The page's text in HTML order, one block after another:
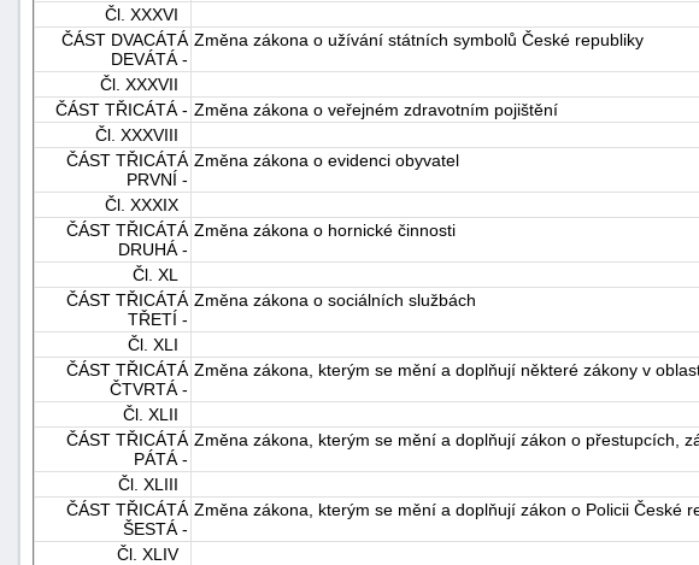
Čl. XXXVI
ČÁST DVACÁTÁ
DEVÁTÁ -
Změna zákona o užívání státních symbolů České republiky
Čl. XXXVII
ČÁST TŘICÁTÁ - Změna zákona o veřejném zdravotním pojištění
Čl. XXXVIII
ČÁST TŘICÁTÁ
PRVNÍ -
Změna zákona o evidenci obyvatel
Čl. XXXIX
ČÁST TŘICÁTÁ
DRUHÁ -
Změna zákona o hornické činnosti
Čl. XL
ČÁST TŘICÁTÁ
TŘETÍ -
Změna zákona o sociálních službách
Čl. XLI
ČÁST TŘICÁTÁ
ČTVRTÁ -
Změna zákona, kterým se mění a doplňují některé zákony v
Čl. XLII
ČÁST TŘICÁTÁ
PÁTÁ -
Změna zákona, kterým se mění a doplňují zákon o přestupcích,
Čl. XLIII
ČÁST TŘICÁTÁ
ŠESTÁ -
Změna zákona, kterým se mění a doplňují zákon o Policii České
Čl. XLIV